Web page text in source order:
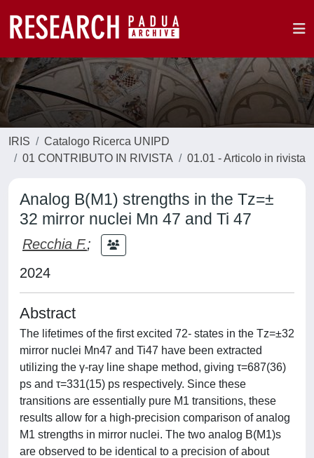
IRIS
Catalogo Ricerca UNIPD
01 CONTRIBUTO IN RIVISTA
01.01 - Articolo in rivista
Analog B(M1) strengths in the Tz=±
32 mirror nuclei Mn 47 and Ti 47
Recchia F.;
2024
Abstract
The lifetimes of the first excited 72- states in the Tz=±32
mirror nuclei Mn47 and Ti47 have been extracted
utilizing the γ-ray line shape method, giving τ=687(36)
ps and τ=331(15) ps respectively. Since these
transitions are essentially pure M1 transitions, these
results allow for a high-precision comparison of analog
M1 strengths in mirror nuclei. The two analog B(M1)s
are observed to be identical to a precision of about